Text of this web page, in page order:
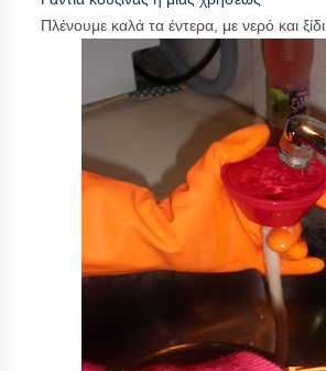
Πλένουμε καλά τα έντερα, με νερό και ξίδι.